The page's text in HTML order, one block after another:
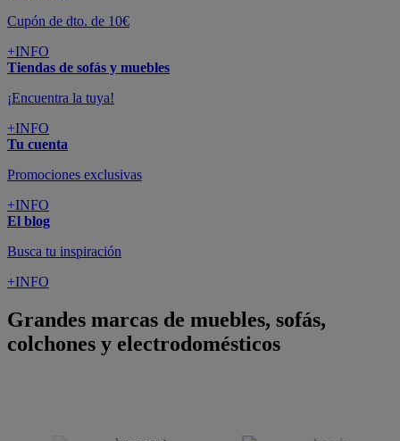
Cupón de dto. de 10€
+INFO
Tiendas de sofás y muebles
¡Encuentra la tuya!
+INFO
Tu cuenta
Promociones exclusivas
+INFO
El blog
Busca tu inspiración
+INFO
Grandes marcas de muebles, sofás,
colchones y electrodomésticos